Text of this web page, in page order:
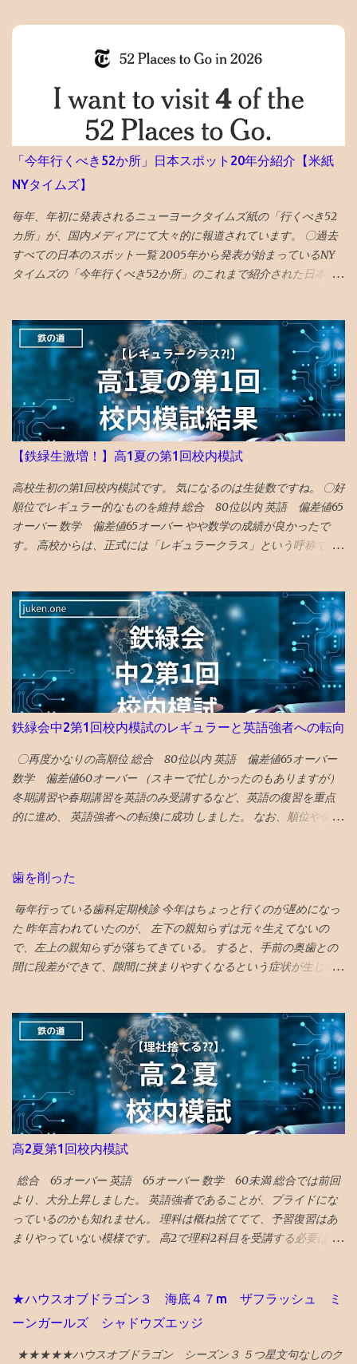
た写真に何か埋め込まれていたのか、htmlコードを貼り付けたの
で何か入っていたのか と一瞬思ったが、 そもそも記事作成画面に
全部とんだと思いブルーな気分。 最近は見た映画の備忘録と化し
ていたが、備忘録がなくなると困る。 ケチらずにワードプレスに
しておくべきだったかと若干後悔 昼飯食いながらネットで調べる
どうやら、Googleのボットが自動で巡回して判定していて、 大量
の誤判定ロック（削除）が５年に一回ぐらいおきるらしい 再審査
ボタンを押した １０時間後、２２時過ぎ、メールが届いて ブログ
復活させたとの通知 急ぎ管理画面にアクセスし、バックアップを
出力・保存した
「今年行くべき52か所」日本スポット20年分紹介【米紙
NYタイムズ】
毎年、年初に発表されるニューヨークタイムズ紙の「行くべき52
カ所」が、国内メディアにて大々的に報道されています。 〇過去
すべての日本のスポット一覧 2005年から発表が始まっているNY
タイムズの「今年行くべき52か所」のこれまで紹介された日本の
崎 核の脅威が再度クローズアップされた時流を踏まえ、完全に破
壊された広島と異なり、市中心部が幸運にも残された長崎を’粘り
強く立ち直る都市’として選出。 駅前再開発 の完成、大徳寺の 大
クス 、 カステラ本家 福砂屋 、 コーヒー富士男 のミルクセーキ、
ジャズ喫茶マイルストーン、 グラバー園 、梅ヶ枝 焼餅 きく水
を紹介。 46位 沖縄 国際イベントや災害復興の観点を踏まえて
選出される「５２箇所」なので、 火災から復興した 首里城 の秋の
再オープンを紹介。 秋まで待てない人は、 琉球ランタンフェステ
ィバル や 伊江島ゆり祭り へ！とのこと 全文読めるギフトリンク
2026記事 〇2025年 30位 富山 出典：NYタイムズHP 2025年に
行くべき旅行先の 30番目に能登の玄関口 であり地震豪雨災害から
の復興として観光誘致を進めている 富山 がランクイン。 文化豊か
インバーのアルプ、おでん屋さんの飛騨、カレー屋のスズキー
マ、珈琲駅ブルートレイン、ジャズバーのハナミズキノヘヤを紹
介。 （下記ギフトリンクの記事中にグーグルマップへのリンクあ
り） NYタイムズ紙は選出にあたり、国際イベント開催や災害復興
の観点を踏まえているとのことです。 38位 大阪 食と商のまち
大阪の革新的プロジェクトとして、 グラングリーン 大阪（公園）
を紹介。 ウォルドール・アストリアホテル、フォーシーズンズホ
テル、万博の開催のほか、進歩主義的都市としてLGBTQ＋のコミ
ュニティセンターであるプライドセンターを紹介。 ギフトリンク
なので全文読めます→ 2025年に行くべき52カ所の英語記事全文 〇
2024年 3位 山口 また、NYタイムズHP画像に明示されている数
字（下に引用している山口の場合は...
【鉄緑生激増！】高1夏の第1回校内模試
高校生初の第1回校内模試です。 気になるのは生徒数ですね。 〇好
順位でレギュラー的なものを維持 総合 80位以内 英語 偏差値65
オーバー 数学 偏差値65オーバー やや数学の成績が良かったで
す。 高校からは、正式には「レギュラークラス」という呼称では
のも、好要因でしょう。 なにしろ、応用クラスの季節 講習は校内
模試の過去問をやる ので、受講した方が圧倒的に有利です。 〇高
校で塾生が激増！ 高校からの新規入塾で中3の校内模試時に比べて
受験者が 400人 増えました！ でも、みたことある名前ばかりで成
績優秀上位メンバーは固定してます。 高校入塾からの「いきなり
30傑」は厳しそうです。 継続が重要です。
鉄緑会中2第1回校内模試のレギュラーと英語強者への転向
〇再度かなりの高順位 総合 80位以内 英語 偏差値65オーバー
数学 偏差値60オーバー （スキーで忙しかったのもありますが）
冬期講習や春期講習を英語のみ受講するなど、英語の復習を重点
的に進め、 英語強者への転換に成功 しました。 なお、順位や偏差
したが、10点とか離れることはなかったと思います。 （平均点や
本的に中2からは伴走をやめました。 というか、 高校数学に私が
ついていけなくなったので、数学の内容面に踏み込んだアドバイ
スは出来なくなりました 。 ただし、単純作業を中心に、時々代行
しました。 例えば、学校の定期試験時の 宿題ドリル的なものの丸
の時間が捻出できると考え実行しました。 英語の添削はなるべく
力を入れてやりましたが、中1に比べれば伴走は大幅削減となりま
した。 本人が自作の日めくりカレンダーなどで、レギュラー維持
に向けて気合を入れたようです。 〇高順位の要因 毎日コツコツ鉄
の宿題をこなし ていったことに尽きます。 その、こなせる時間を
確保するために、前章のような工夫はいるかもしれませんが。 今
回の 成績優秀者30傑のうちレギュラークラスの者は9割 を占め、
す。 短期間での下克上など無い のです。 〇レギュラーに入れる順
位や点数は？ 中2からは 平均点が120点 ぐらいになることが多い。
平均点 プラス60点 がレギュラー入り の目安。（詳細省きますが過
去資料からの計算による） すると 180点近くで80位（レギュラー
要です。 ↓1日1回クリックで応援お願いします！ ブログ村 筆者
プロフィールへ 【「常勝組」鉄緑戦士の道】英語強者vs数学強
者！東大に入りやすい方は⁈ 開成校長「もう一度試験すれば半分入
れ替わる」はホントか⁈【「常勝組」鉄緑戦士で検証】 「...
歯を削った
毎年行っている歯科定期検診 今年はちょっと行くのが遅めになっ
た 昨年言われていたのが、 左下の親知らずは元々生えてないの
で、左上の親知らずが落ちてきている。 すると、手前の奥歯との
間に段差ができて、隙間に挟まりやすくなるという症状が生じて
見した 年をとってくると移植に使えなくなり、噛み合わせに役立
っていない親知らずの利用価値も低下してくるので、将来的には
さらに削るとか、抜歯に至るのもやむを得ないと考えれば、 段差
をなくすために、歯を削るのもそんなに侵襲性が高い措置でもな
くなってくる ので、１ミリぐらい親知らずを削ってもらい、手前
の奥歯との段差をなくした ２食ほど食べてみたが、挟まらなくな
った 成功♪ なお、段差無くす作戦がダメだったら、 次策は周囲を
削って被せ物をして隙間を無くすという処置、 それでもダメにな
ったら抜歯処置 という選択肢があるとのこと
高2夏第1回校内模試
総合 65オーバー 英語 65オーバー 数学 60未満 総合では前回
より、大分上昇しました。 英語強者であることが、プライドにな
っているのかも知れません。 理科は概ね捨ててて、予習復習はあ
まりやっていない模様です。 高2で理科2科目を受講する必要はな
でしょう。 数学や理科のバランスが気になりますが、もはや会話
もないので、見守るのみです。 というか、そんな心配親がしなく
ても、鉄の先生たちが、アドバイスしているようなのは、鉄の家
庭あて報告書を見ても伝わってきました。 この段階になると、 学
★ハウスオブドラゴン３ 海底４７m ザフラッシュ ミ
ーンガールズ シャドウズエッジ
★★★★★ハウスオブドラゴン シーズン３ ５つ星文句なしのク